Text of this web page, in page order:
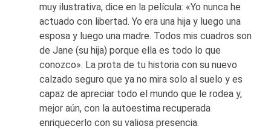
muy ilustrativa, dice en la película: «Yo nunca he
actuado con libertad. Yo era una hija y luego una
esposa y luego una madre. Todos mis cuadros son
de Jane (su hija) porque ella es todo lo que
conozco». La prota de tu historia con su nuevo
calzado seguro que ya no mira solo al suelo y es
capaz de apreciar todo el mundo que le rodea y,
mejor aún, con la autoestima recuperada
enriquecerlo con su valiosa presencia.